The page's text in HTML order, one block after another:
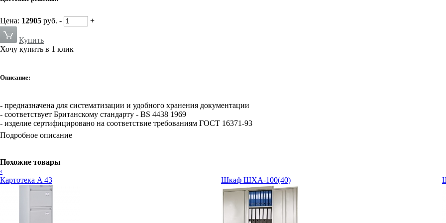
Цена: 12905 руб. - +
Купить
Хочу купить в 1 клик
Описание:
- предназначена для систематизации и удобного хранения документации
- соответствует Британскому стандарту - BS 4438 1969
- изделие сертифицировано на соответствие требованиям ГОСТ 16371-93
- телескопические направляющие выдвижных ящиков
- выдвижение ящиков на всю глубину
- наличие центрального замка и антиопрокидывающего устройства
- возможность использования папок формата А4 тип КОРОНА
Внешние размеры:
Внутренние размеры:
Вместимость:
Подробное описание
Похожие товары
‹
Картотека A 43
Шкаф ШХА-100(40)